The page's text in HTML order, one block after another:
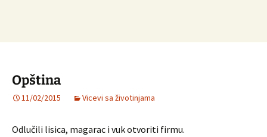
Opština
11/02/2015 Vicevi sa životinjama
Odlučili lisica, magarac i vuk otvoriti firmu.